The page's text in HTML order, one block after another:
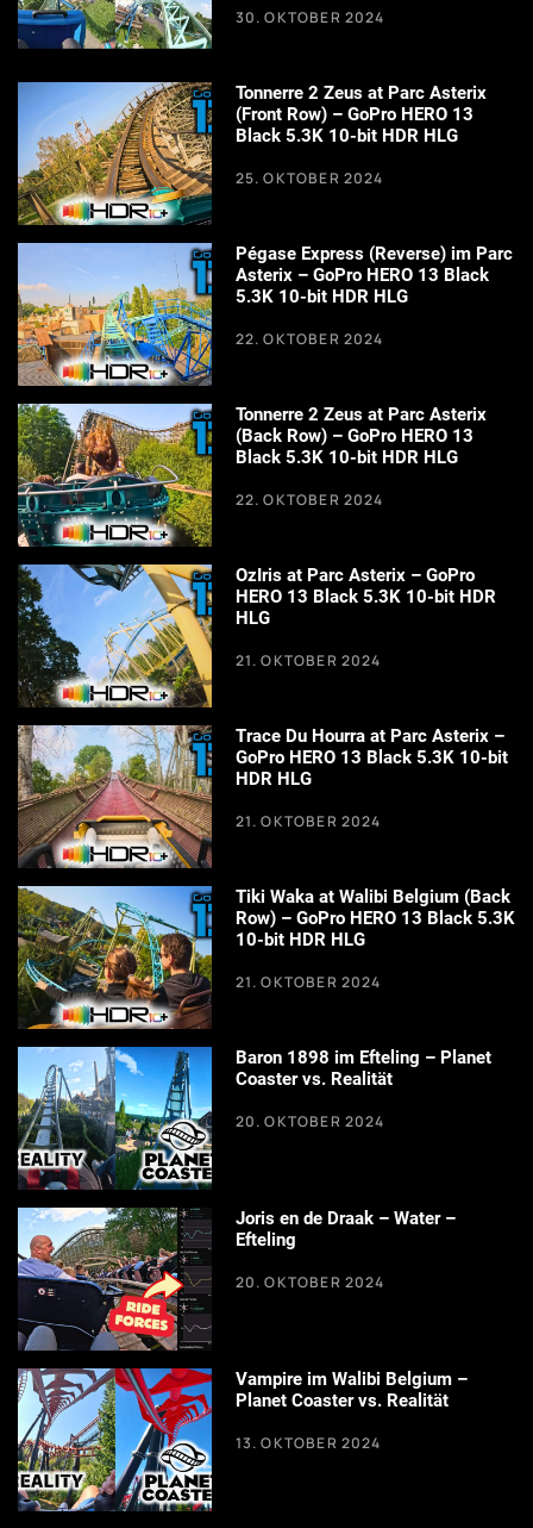
30. OKTOBER 2024
Tonnerre 2 Zeus at Parc Asterix
(Front Row) – GoPro HERO 13
Black 5.3K 10-bit HDR HLG
25. OKTOBER 2024
Pégase Express (Reverse) im Parc
Asterix – GoPro HERO 13 Black
5.3K 10-bit HDR HLG
22. OKTOBER 2024
Tonnerre 2 Zeus at Parc Asterix
(Back Row) – GoPro HERO 13
Black 5.3K 10-bit HDR HLG
22. OKTOBER 2024
OzIris at Parc Asterix – GoPro
HERO 13 Black 5.3K 10-bit HDR
HLG
21. OKTOBER 2024
Trace Du Hourra at Parc Asterix –
GoPro HERO 13 Black 5.3K 10-bit
HDR HLG
21. OKTOBER 2024
Tiki Waka at Walibi Belgium (Back
Row) – GoPro HERO 13 Black 5.3K
10-bit HDR HLG
21. OKTOBER 2024
Baron 1898 im Efteling – Planet
Coaster vs. Realität
20. OKTOBER 2024
Joris en de Draak – Water –
Efteling
20. OKTOBER 2024
Vampire im Walibi Belgium –
Planet Coaster vs. Realität
13. OKTOBER 2024